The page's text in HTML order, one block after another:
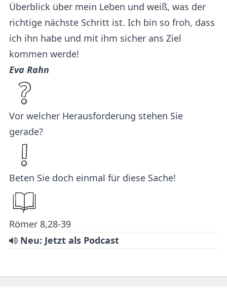
Überblick über mein Leben und weiß, was der
richtige nächste Schritt ist. Ich bin so froh, dass
ich ihn habe und mit ihm sicher ans Ziel
kommen werde!
Eva Rahn
Vor welcher Herausforderung stehen Sie
gerade?
Beten Sie doch einmal für diese Sache!
Römer 8,28-39
Neu: Jetzt als Podcast